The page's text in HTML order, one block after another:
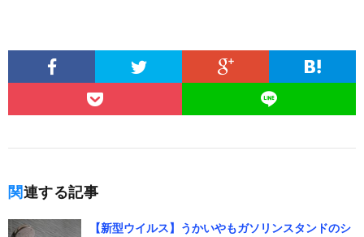
関連する記事
【新型ウイルス】うかいやもガソリンスタンドのシ